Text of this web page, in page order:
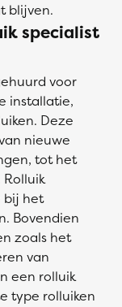
blijven.
specialist
voor
installatie,
Deze
nieuwe
tot het
bij het
Bovendien
zoals het
van
een rolluik
type rolluiken